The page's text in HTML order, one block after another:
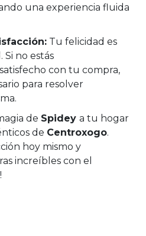
una experiencia fluida
Tu felicidad es
Si no estás
con tu compra,
para resolver
de Spidey a tu hogar
de Centroxogo.
hoy mismo y
increíbles con el
!